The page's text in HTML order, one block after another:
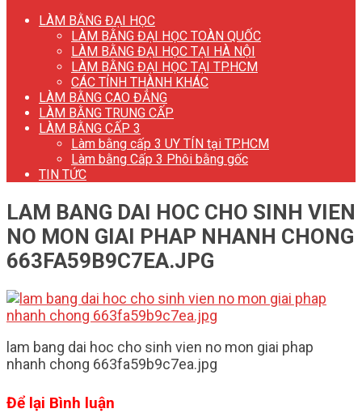
LÀM BẰNG ĐẠI HỌC
LÀM BẰNG ĐẠI HỌC TOÀN QUỐC
LÀM BẰNG ĐẠI HỌC TẠI HÀ NỘI
LÀM BẰNG ĐẠI HỌC TẠI TP.HCM
CÁC TỈNH THÀNH KHÁC
LÀM BẰNG CAO ĐẲNG
LÀM BẰNG TRUNG CẤP
LÀM BẰNG CẤP 3
Làm bằng cấp 3 UY TÍN tại TP.HCM
Làm bằng Cấp 3 Phôi bằng gốc
TIN TỨC
LAM BANG DAI HOC CHO SINH VIEN
NO MON GIAI PHAP NHANH CHONG
663FA59B9C7EA.JPG
lam bang dai hoc cho sinh vien no mon giai phap
nhanh chong 663fa59b9c7ea.jpg
Để lại Bình luận